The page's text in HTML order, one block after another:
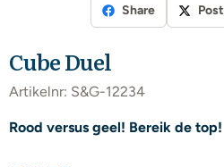
Share Post
Cube Duel
Artikelnr: S&G-12234
Rood versus geel! Bereik de top!